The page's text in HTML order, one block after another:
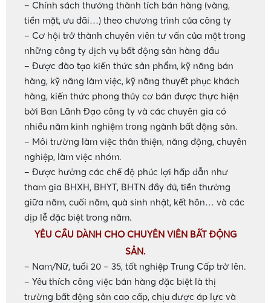
•
– Chính sách thưởng thành tích bán hàng (vàng,
tiền mặt, ưu đãi…) theo chương trình của công ty
– Cơ hội trở thành chuyên viên tư vấn của một trong
những công ty dịch vụ bất động sản hàng đầu
– Được đào tạo kiến thức sản phẩm, kỹ năng bán
hàng, kỹ năng làm việc, kỹ năng thuyết phục khách
hàng, kiến thức phong thủy cơ bản được thực hiện
bởi Ban Lãnh Đạo công ty và các chuyên gia có
nhiều năm kinh nghiệm trong ngành bất động sản.
– Môi trường làm việc thân thiện, năng động, chuyên
nghiệp, làm việc nhóm.
– Được hưởng các chế độ phúc lợi hấp dẫn như
tham gia BHXH, BHYT, BHTN đầy đủ, tiền thưởng
giữa năm, cuối năm, quà sinh nhật, kết hôn… và các
dịp lễ đặc biệt trong năm.
YÊU CẦU DÀNH CHO CHUYÊN VIÊN BẤT ĐỘNG
SẢN.
– Nam/Nữ, tuổi 20 – 35, tốt nghiệp Trung Cấp trở lên.
– Yêu thích công việc bán hàng đặc biệt là thị
trường bất động sản cao cấp, chịu được áp lực và